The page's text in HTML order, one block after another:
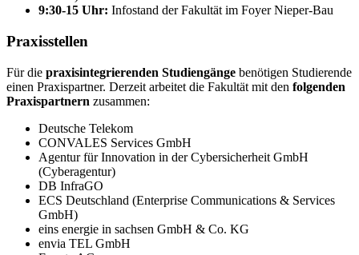
9:30-15 Uhr: Infostand der Fakultät im Foyer Nieper-Bau
Praxisstellen
Für die praxisintegrierenden Studiengänge benötigen Studierende
einen Praxispartner. Derzeit arbeitet die Fakultät mit den folgenden
Praxispartnern zusammen:
Deutsche Telekom
CONVALES Services GmbH
Agentur für Innovation in der Cybersicherheit GmbH
(Cyberagentur)
DB InfraGO
ECS Deutschland (Enterprise Communications & Services
GmbH)
eins energie in sachsen GmbH & Co. KG
envia TEL GmbH